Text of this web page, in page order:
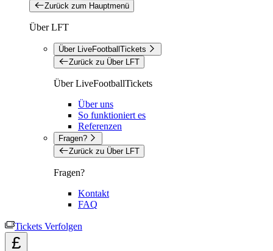
Zurück zum Hauptmenü
Über LFT
Über LiveFootballTickets
Zurück zu Über LFT
Über LiveFootballTickets
Über uns
So funktioniert es
Referenzen
Fragen?
Zurück zu Über LFT
Fragen?
Kontakt
FAQ
Tickets Verfolgen
£